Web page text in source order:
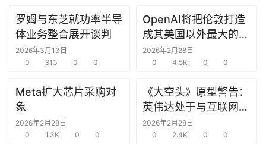
研
选
报
创
投
之
罗姆与东芝就功率半导
体业务整合展开谈判
2026年3月13日
0
913 0 0
OpenAI将把伦敦打造
成其美国以外最大的研
究中心
2026年2月28日
0
4.5K 0 0
Meta扩大芯片采购对
象
2026年2月28日
0
1.3K 0 0
《大空头》原型警告：
英伟达处于与互联网泡
沫时期思科同样的“危
险境地”
2026年2月28日
0
2.4K 0 0